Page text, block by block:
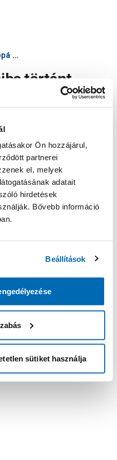
Ön hozzájárul,
partnerei
el, melyek
adatait
hirdetések
Bővebb információ
Beállítások
sütiket használja
...
történt